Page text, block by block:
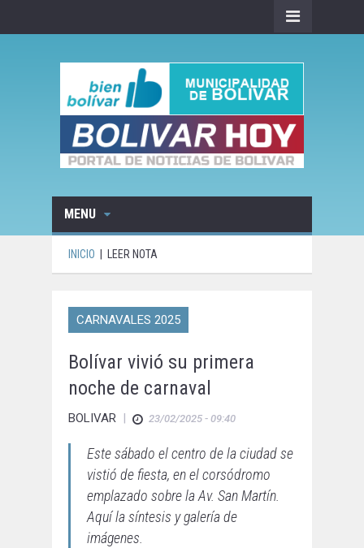
MENU
INICIO LEER NOTA
CARNAVALES 2025
Bolívar vivió su primera
noche de carnaval
BOLIVAR | 23/02/2025 - 09:40
Este sábado el centro de la ciudad se
vistió de fiesta, en el corsódromo
emplazado sobre la Av. San Martín.
Aquí la síntesis y galería de
imágenes.